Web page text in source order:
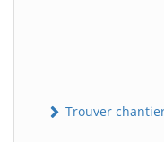
Trouver